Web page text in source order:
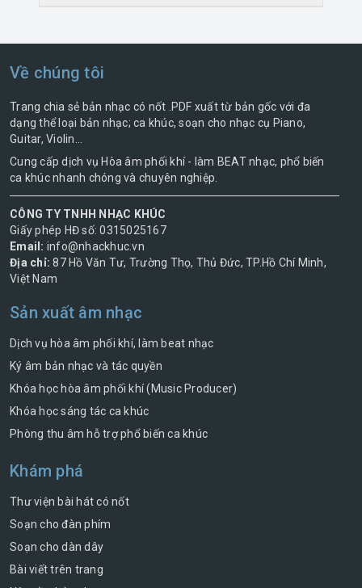
Về chúng tôi
Trang chia sẻ bản nhạc có nốt .PDF xuất từ bản gốc với đa
dạng thể loại bản nhạc; ca khúc, soạn cho nhạc cụ Piano,
Guitar, Violin...
Cung cấp dịch vụ Hòa âm phối khí - làm BEAT nhạc, phổ biến
ca khúc nhanh chóng và chuyên nghiệp.
CÔNG TY TNHH NHẠC KHÚC
Giấy phép HĐ số: 0315025167
Email: info@nhackhuc.vn
Địa chỉ: 87 Hồ Văn Tư, Trường Thọ, Thủ Đức, TP.Hồ Chí Minh,
Việt Nam
Sản xuất âm nhạc
Dịch vụ hòa âm phối khí, làm beat nhạc
Ký âm bản nhạc và tác quyền
Khóa học hòa âm phối khí (Music Producer)
Khóa học sáng tác ca khúc
Phòng thu âm hỗ trợ phổ biến ca khúc
Khám phá
Thư viện bài hát có nốt
Soạn cho đàn phím
Soạn cho dàn dây
Bài viết trên trang